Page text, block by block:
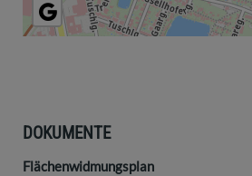
DOKUMENTE
Flächenwidmungsplan